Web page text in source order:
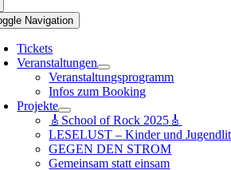
Navigation
Tickets
Veranstaltungen
Veranstaltungsprogramm
Infos zum Booking
Projekte
🎸School of Rock 2025🎸
LESELUST – Kinder und
GEGEN DEN STROM
Gemeinsam statt einsam